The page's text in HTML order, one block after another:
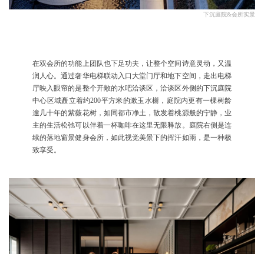
下沉庭院&会所实景
在双会所的功能上团队也下足功夫，让整个空间诗意灵动，又温
润人心。通过奢华电梯联动入口大堂门厅和地下空间，走出电梯
厅映入眼帘的是整个开敞的水吧洽谈区，洽谈区外侧的下沉庭院
中心区域矗立着约200平方米的漱玉水榭，庭院内更有一棵树龄
逾几十年的紫薇花树，如同都市净土，散发着桃源般的宁静，业
主的生活松弛可以伴着一杯咖啡在这里无限释放。庭院右侧是连
续的落地窗景健身会所，如此视觉美景下的挥汗如雨，是一种极
致享受。